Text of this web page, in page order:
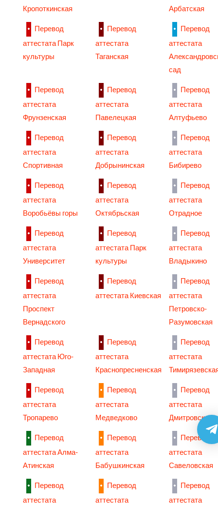
Кропоткинская
Арбатская
Перевод
аттестата Парк
культуры
Перевод
аттестата
Таганская
Перевод
аттестата
сад
Перевод
аттестата
Фрунзенская
Перевод
аттестата
Павелецкая
Перевод
аттестата
Алтуфьево
Перевод
аттестата
Спортивная
Перевод
аттестата
Добрынинская
Перевод
аттестата
Бибирево
Перевод
аттестата
Воробьёвы горы
Перевод
аттестата
Октябрьская
Перевод
аттестата
Отрадное
Перевод
аттестата
Университет
Перевод
аттестата Парк
культуры
Перевод
аттестата
Владыкино
Перевод
аттестата
Проспект
Вернадского
Перевод
аттестата Киевская
Перевод
аттестата
Петровско-
Разумовская
Перевод
аттестата Юго-
Западная
Перевод
аттестата
Краснопресненская
Перевод
аттестата
Перевод
аттестата
Тропарево
Перевод
аттестата
Медведково
Перевод
аттестата
Дмитровская
Перевод
аттестата Алма-
Атинская
Перевод
аттестата
Бабушкинская
Перевод
аттестата
Савеловская
Перевод
аттестата
Перевод
аттестата
Перевод
аттестата